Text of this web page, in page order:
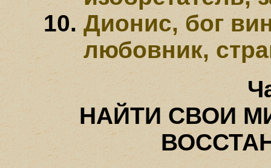
Дионис, бог
любовник,
НАЙТИ СВОИ